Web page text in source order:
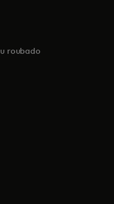
roubado
nova guia